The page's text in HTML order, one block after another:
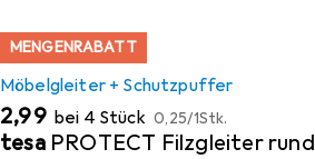
MENGENRABATT
Möbelgleiter + Schutzpuffer
EUR
2,99 bei 4 Stück EUR
0,25/1Stk.
tesa PROTECT Filzgleiter rund